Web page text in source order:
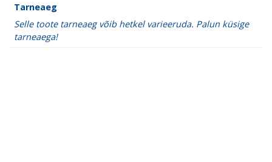
Tarneaeg
Selle toote tarneaeg võib hetkel varieeruda. Palun küsige
tarneaega!